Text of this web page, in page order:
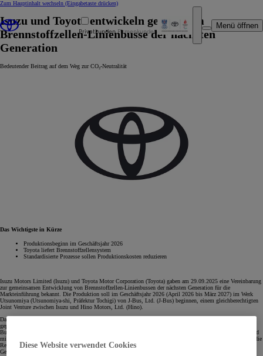
Zum Hauptinhalt wechseln (Eingabetaste drücken)
Privatkunden Firmenkunden
Menü öffnen
Isuzu und Toyota entwickeln gemeinsam
Brennstoffzellen-Linienbusse der nächsten
Generation
Bedeutender Beitrag auf dem Weg zur CO₂-Neutralität
Das Wichtigste in Kürze
Produktionsbeginn im Geschäftsjahr 2026
Toyota liefert Brennstoffzellensystem
Standardisierte Prozesse sollen Produktionskosten reduzieren
Isuzu Motors Limited (Isuzu) und Toyota Motor Corporation (Toyota) gaben am 29.09.2025 eine Vereinbarung
zur gemeinsamen Entwicklung von Brennstoffzellen-Linienbussen der nächsten Generation für die
Markteinführung bekannt. Die Produktion soll im Geschäftsjahr 2026 (April 2026 bis März 2027) im Werk
Utsunomiya (Utsunomiya-shi, Präfektur Tochigi) von J-Bus, Ltd. (J-Bus) beginnen, einem gleichberechtigten
Joint Venture zwischen Isuzu und Hino Motors, Ltd. (Hino).
Das Fahrzeug basiert auf der Plattform für batterieelektrische Linienbusse mit ebenem Boden, die von Isuzu
geplant, entwickelt und konstruiert und von J-Bus hergestellt wird. Isuzu und Hino, die seit 2002 im
Busbereich zusammenarbeiten, haben diese Plattform im Geschäftsjahr 2024 auf den Markt gebracht. Sie wird
mit einem von Toyota entwickelten Brennstoffzellensystem kombiniert. Im Rahmen ihrer Bemühungen um die
Realisierung emissionsfreier Fahrzeuge entwickeln Isuzu und Toyota gemeinsam den FC-Bus der nächsten
Generation und versuchen, durch die Standardisierung von BEV- und FCEV-Teilen Kosten zu senken.
Diese Website verwendet Cookies